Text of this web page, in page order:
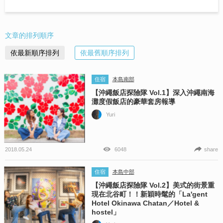
文章的排列順序
依最新順序排列 依最舊順序排列
住宿 本島南部
【沖繩飯店探險隊 Vol.1】深入沖繩南海
灘度假飯店的豪華套房報導
Yuri
2018.05.24 6048 share
住宿 本島中部
【沖繩飯店探險隊 Vol.2】美式的街景重
現在北谷町！！新穎時髦的「La'gent
Hotel Okinawa Chatan／Hotel &
hostel」